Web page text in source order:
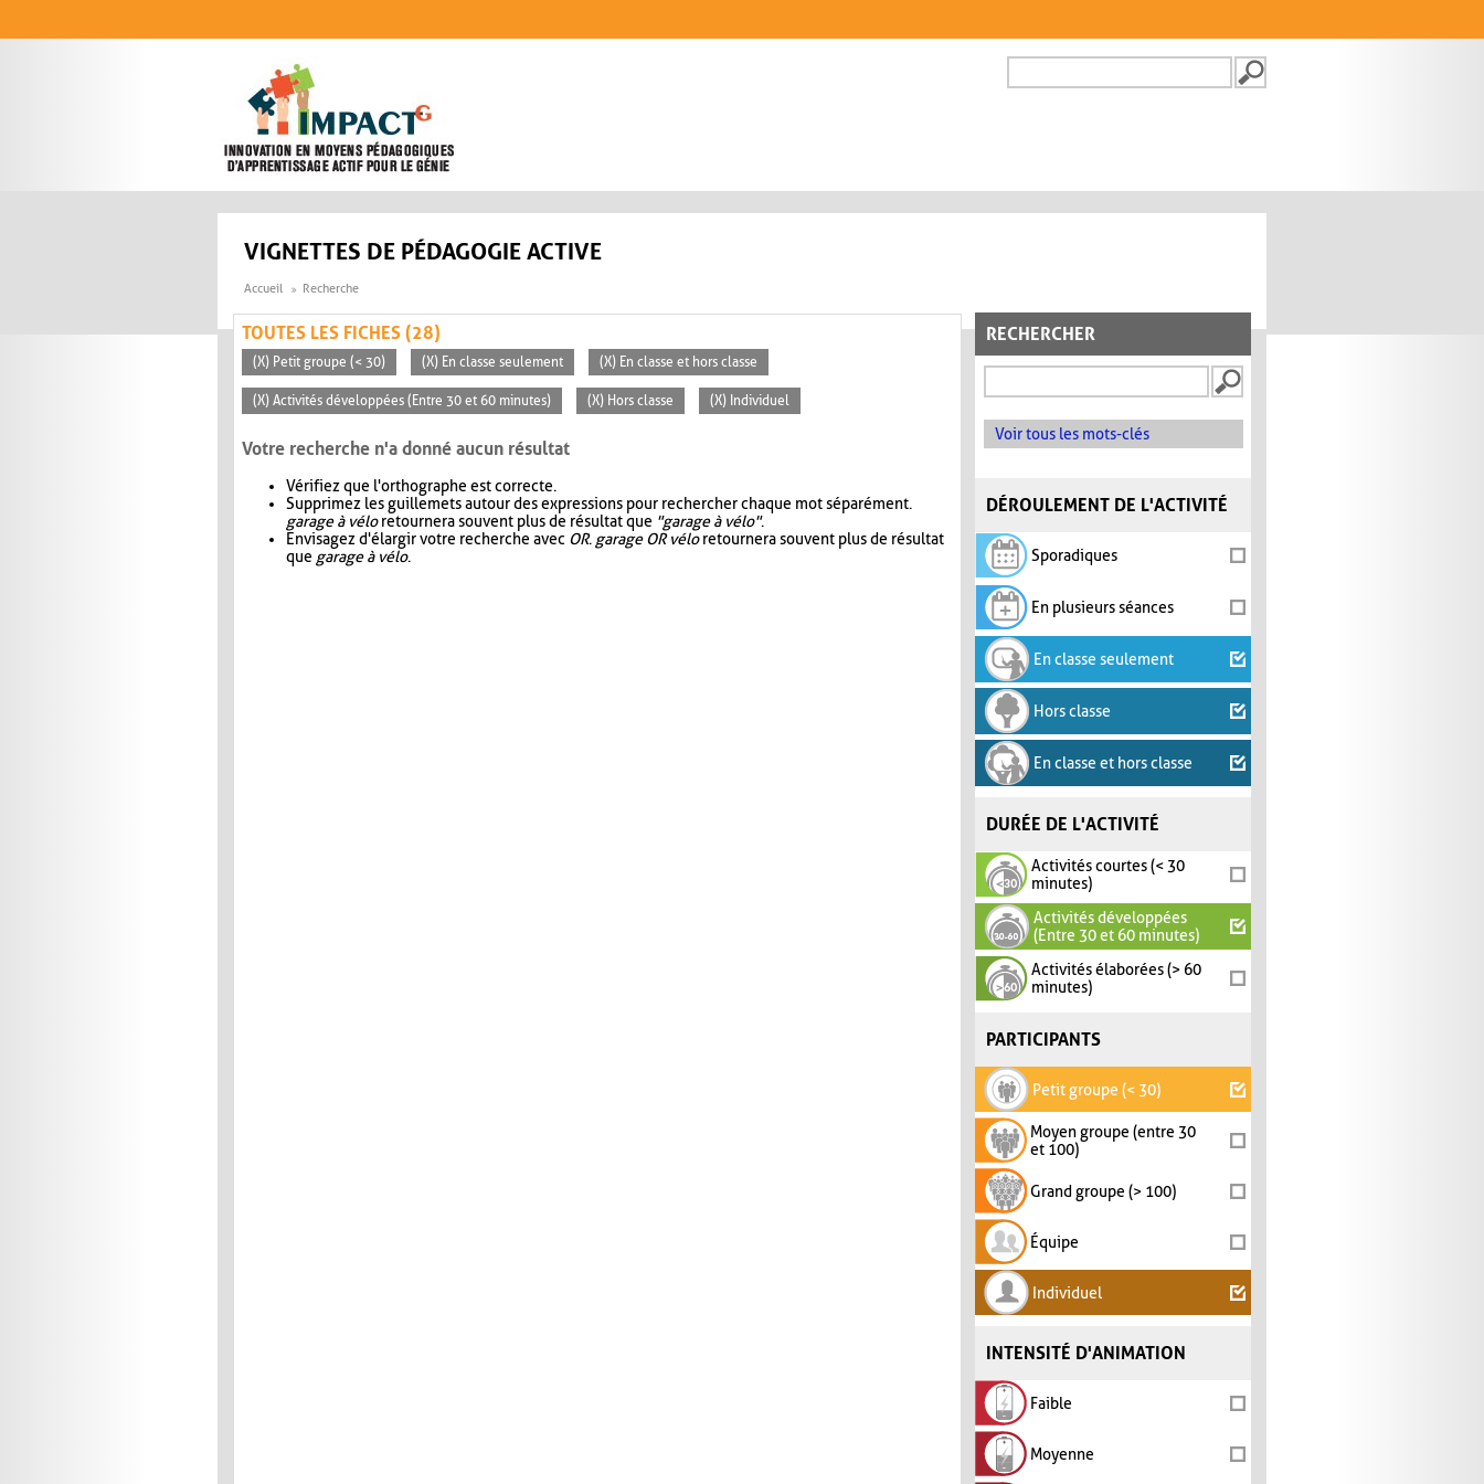
FORMULAIRE DE
VIGNETTES DE PÉDAGOGIE ACTIVE
Accueil Recherche
RECHERCHER
Voir tous les mots-clés
DÉROULEMENT DE L'ACTIVITÉ
Sporadiques
En plusieurs séances
En classe seulement
Hors classe
En classe et hors classe
DURÉE DE L'ACTIVITÉ
Activités courtes (< 30
minutes)
Activités développées
(Entre 30 et 60 minutes)
Activités élaborées (> 60
minutes)
PARTICIPANTS
Petit groupe (< 30)
Moyen groupe (entre 30
et 100)
Grand groupe (> 100)
Équipe
Individuel
INTENSITÉ D'ANIMATION
Faible
Moyenne
TOUTES LES FICHES (28)
(X) Petit groupe (< 30) (X) En classe seulement (X) En classe et hors classe
(X) Activités développées (Entre 30 et 60 minutes) (X) Hors classe (X) Individuel
Votre recherche n'a donné aucun résultat
Vérifiez que l'orthographe est correcte.
Supprimez les guillemets autour des expressions pour rechercher chaque mot séparément.
garage à véloretournera souvent plus de résultat que "garage à vélo".
Envisagez d'élargir votre recherche avec OR. garage OR véloretournera souvent plus de résultat
que garage à vélo.